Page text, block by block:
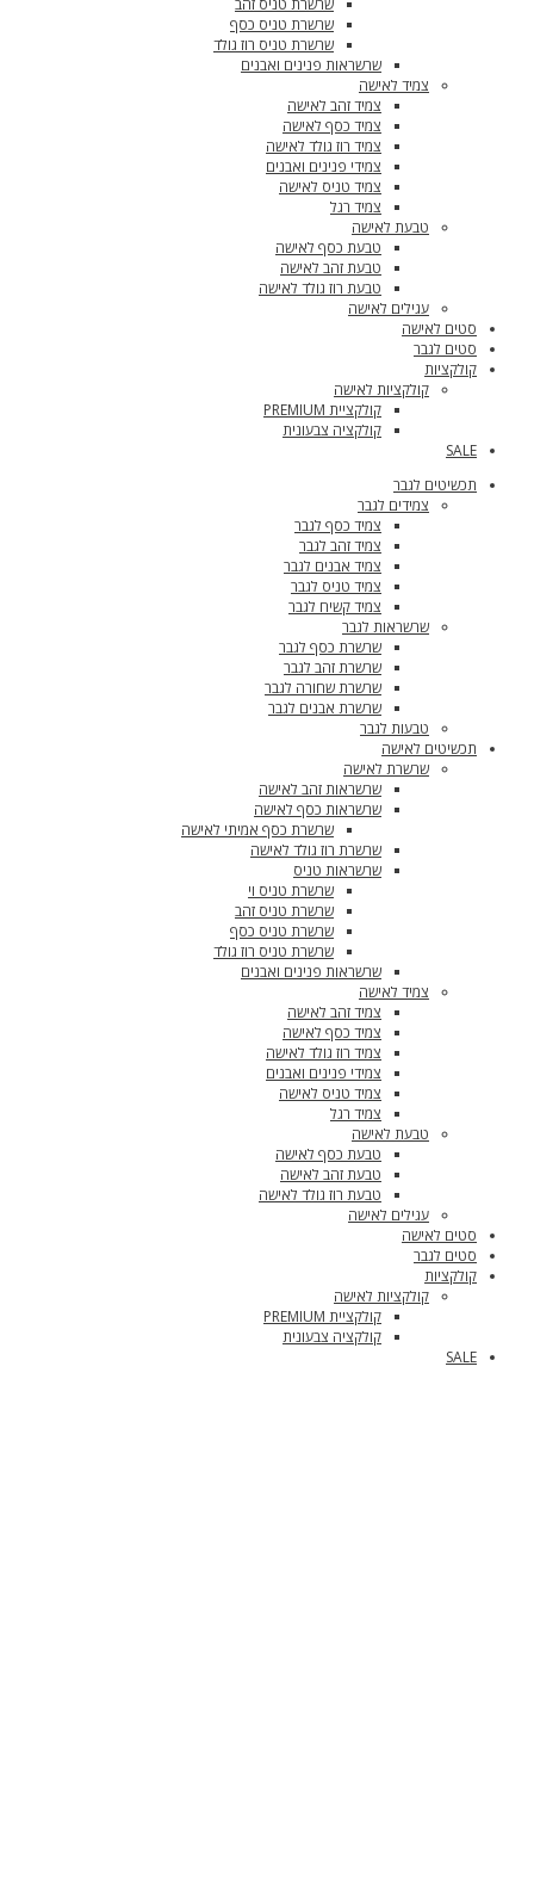
שרשרת טניס זהב
שרשרת טניס כסף
שרשרת טניס רוז גולד
שרשראות פנינים ואבנים
צמיד לאישה
צמיד זהב לאישה
צמיד כסף לאישה
צמיד רוז גולד לאישה
צמידי פנינים ואבנים
צמיד טניס לאישה
צמיד רגל
טבעת לאישה
טבעת כסף לאישה
טבעת זהב לאישה
טבעת רוז גולד לאישה
עגילים לאישה
סטים לאישה
סטים לגבר
קולקציות
קולקציות לאישה
קולקציית PREMIUM
קולקציה צבעונית
SALE
תכשיטים לגבר
צמידים לגבר
צמיד כסף לגבר
צמיד זהב לגבר
צמיד אבנים לגבר
צמיד טניס לגבר
צמיד קשיח לגבר
שרשראות לגבר
שרשרת כסף לגבר
שרשרת זהב לגבר
שרשרת שחורה לגבר
שרשרת אבנים לגבר
טבעות לגבר
תכשיטים לאישה
שרשרת לאישה
שרשראות זהב לאישה
שרשראות כסף לאישה
שרשרת כסף אמיתי לאישה
שרשרת רוז גולד לאישה
שרשראות טניס
שרשרת טניס וי
שרשרת טניס זהב
שרשרת טניס כסף
שרשרת טניס רוז גולד
שרשראות פנינים ואבנים
צמיד לאישה
צמיד זהב לאישה
צמיד כסף לאישה
צמיד רוז גולד לאישה
צמידי פנינים ואבנים
צמיד טניס לאישה
צמיד רגל
טבעת לאישה
טבעת כסף לאישה
טבעת זהב לאישה
טבעת רוז גולד לאישה
עגילים לאישה
סטים לאישה
סטים לגבר
קולקציות
קולקציות לאישה
קולקציית PREMIUM
קולקציה צבעונית
SALE